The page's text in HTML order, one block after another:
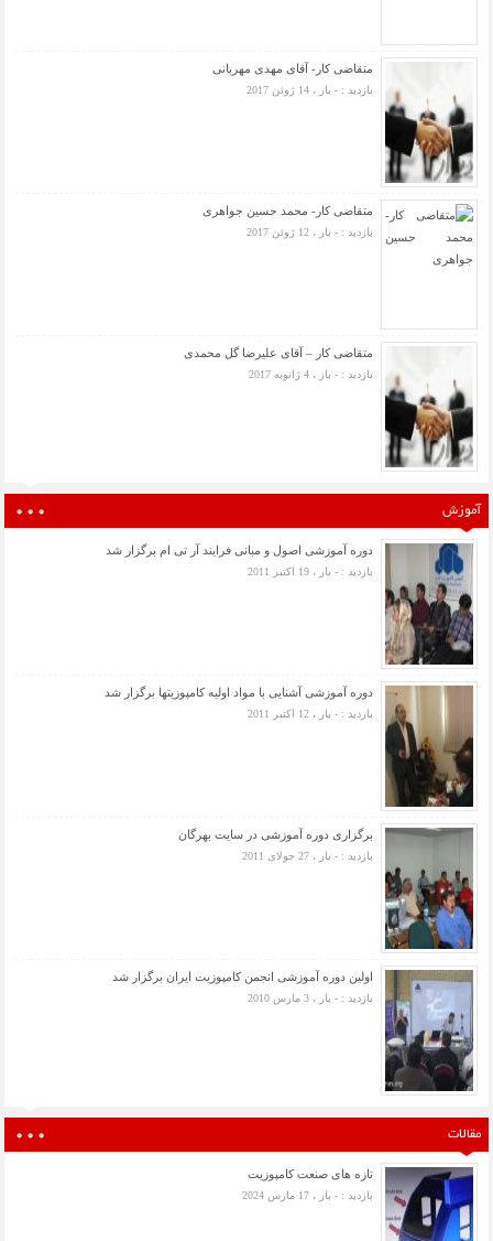
متقاضی کار- آقای مهدی مهربانی
بازدید : - بار ، 14 ژوئن 2017
متقاضی کار- محمد حسین جواهری
بازدید : - بار ، 12 ژوئن 2017
متقاضی کار – آقای علیرضا گل محمدی
بازدید : - بار ، 4 ژانویه 2017
آموزش
دوره آموزشی اصول و مبانی فرایند آر تی ام برگزار شد
بازدید : - بار ، 19 اکتبر 2011
دوره آموزشی آشنایی با مواد اولیه کامپوزیتها برگزار شد
بازدید : - بار ، 12 اکتبر 2011
برگزاری دوره آموزشی در سایت بهرگان
بازدید : - بار ، 27 جولای 2011
اولین دوره آموزشی انجمن کامپوزیت ایران برگزار شد
بازدید : - بار ، 3 مارس 2010
مقالات
تازه های صنعت کامپوزیت
بازدید : - بار ، 17 مارس 2024